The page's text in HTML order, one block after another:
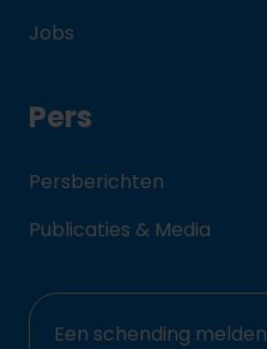
Jobs
Pers
Persberichten
Publicaties & Media
Een schending melden